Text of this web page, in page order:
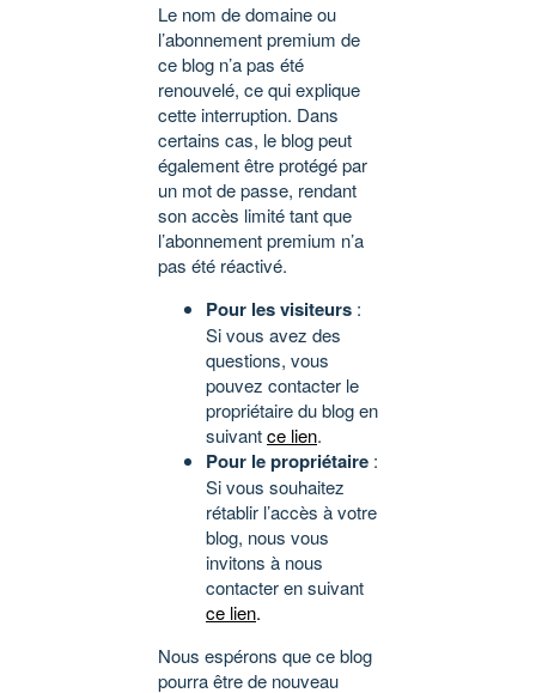
Le nom de domaine ou
l’abonnement premium de
ce blog n’a pas été
renouvelé, ce qui explique
cette interruption. Dans
certains cas, le blog peut
également être protégé par
un mot de passe, rendant
son accès limité tant que
l’abonnement premium n’a
pas été réactivé.
Pour les visiteurs :
Si vous avez des
questions, vous
pouvez contacter le
propriétaire du blog en
suivantce lien.
Pour le propriétaire :
Si vous souhaitez
rétablir l’accès à votre
blog, nous vous
invitons à nous
contacter en suivant
ce lien.
Nous espérons que ce blog
pourra être de nouveau